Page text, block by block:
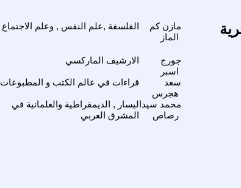
الفلسفة ,علم النفس , وعلم الاجتماع
مازن كم
الماز
الارشيف الماركسي
جورج
اسبر
قراءات في عالم الكتب و المطبوعات
سعد
هجرس
اليسار , الديمقراطية والعلمانية في
المشرق العربي
محمد سيد
رصاص